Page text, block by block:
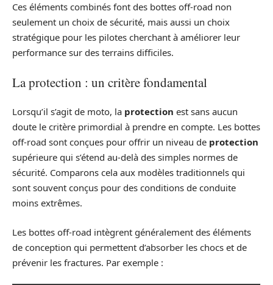
Ces éléments combinés font des bottes off-road non
seulement un choix de sécurité, mais aussi un choix
stratégique pour les pilotes cherchant à améliorer leur
performance sur des terrains difficiles.
La protection : un critère fondamental
Lorsqu’il s’agit de moto, la protection est sans aucun
doute le critère primordial à prendre en compte. Les bottes
off-road sont conçues pour offrir un niveau de protection
supérieure qui s’étend au-delà des simples normes de
sécurité. Comparons cela aux modèles traditionnels qui
sont souvent conçus pour des conditions de conduite
moins extrêmes.
Les bottes off-road intègrent généralement des éléments
de conception qui permettent d’absorber les chocs et de
prévenir les fractures. Par exemple :